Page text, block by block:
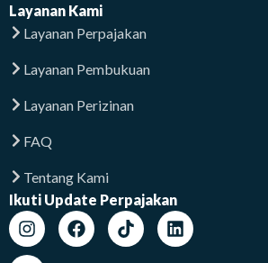
Layanan Kami
Layanan Perpajakan
Layanan Pembukuan
Layanan Perizinan
FAQ
Tentang Kami
Ikuti Update Perpajakan